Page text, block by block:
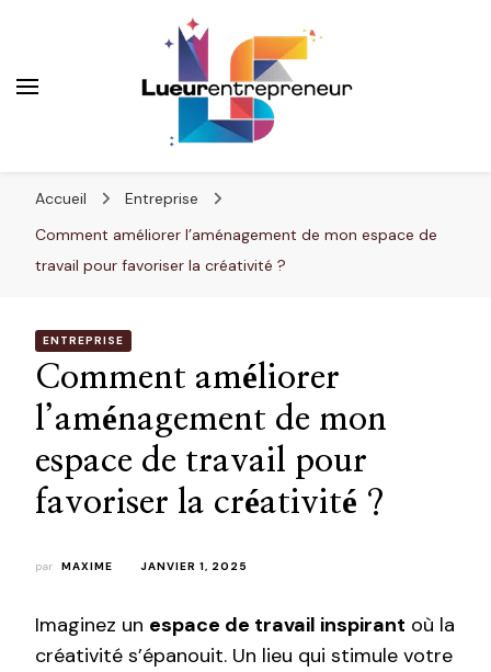
Accueil
Entreprise
Comment améliorer l’aménagement de mon espace de
travail pour favoriser la créativité ?
ENTREPRISE
Comment améliorer
l’aménagement de mon
espace de travail pour
favoriser la créativité ?
par MAXIME JANVIER 1, 2025
Imaginez un espace de travail inspirant où la
créativité s’épanouit. Un lieu qui stimule votre